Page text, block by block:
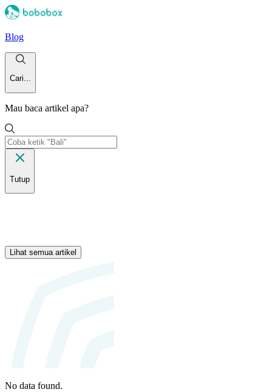
Blog
Cari...
Mau baca artikel apa?
Tutup
Lihat semua artikel
No data found.